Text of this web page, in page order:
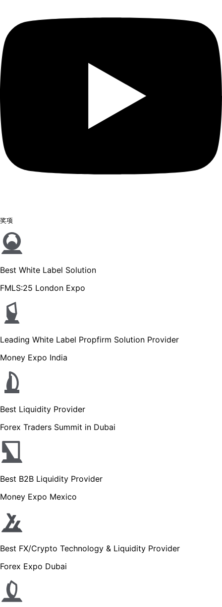
奖项
Best White Label Solution
FMLS:25 London Expo
Leading White Label Propfirm Solution Provider
Money Expo India
Best Liquidity Provider
Forex Traders Summit in Dubai
Best B2B Liquidity Provider
Money Expo Mexico
Best FX/Crypto Technology & Liquidity Provider
Forex Expo Dubai